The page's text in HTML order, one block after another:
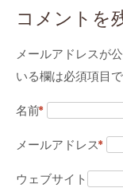
コメントを
メールアドレスが
いる欄は必須項目
名前
*
メールアドレス
*
ウェブサイト